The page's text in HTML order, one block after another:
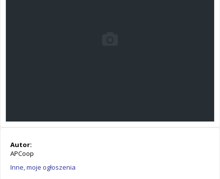
Autor:
APCoop
Inne, moje ogłoszenia